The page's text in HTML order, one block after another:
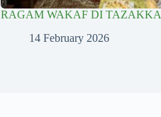
RAGAM WAKAF DI TAZAKKA
14 February 2026